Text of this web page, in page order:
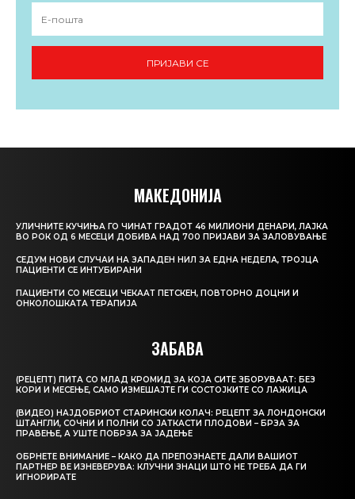
ПРИЈАВИ СЕ
МАКЕДОНИЈА
УЛИЧНИТЕ КУЧИЊА ГО ЧИНАТ ГРАДОТ 46 МИЛИОНИ ДЕНАРИ, ЛАЈКА
ВО РОК ОД 6 МЕСЕЦИ ДОБИВА НАД 700 ПРИЈАВИ ЗА ЗАЛОВУВАЊЕ
СЕДУМ НОВИ СЛУЧАИ НА ЗАПАДЕН НИЛ ЗА ЕДНА НЕДЕЛА, ТРОЈЦА
ПАЦИЕНТИ СЕ ИНТУБИРАНИ
ПАЦИЕНТИ СО МЕСЕЦИ ЧЕКААТ ПЕТСКЕН, ПОВТОРНО ДОЦНИ И
ОНКОЛОШКАТА ТЕРАПИЈА
ЗАБАВА
(РЕЦЕПТ) ПИТА СО МЛАД КРОМИД ЗА КОЈА СИТЕ ЗБОРУВААТ: БЕЗ
КОРИ И МЕСЕЊЕ, САМО ИЗМЕШАЈТЕ ГИ СОСТОЈКИТЕ СО ЛАЖИЦА
(ВИДЕО) НАЈДОБРИОТ СТАРИНСКИ КОЛАЧ: РЕЦЕПТ ЗА ЛОНДОНСКИ
ШТАНГЛИ, СОЧНИ И ПОЛНИ СО ЈАТКАСТИ ПЛОДОВИ – БРЗА ЗА
ПРАВЕЊЕ, А УШТЕ ПОБРЗА ЗА ЈАДЕЊЕ
ОБРНЕТЕ ВНИМАНИЕ – КАКО ДА ПРЕПОЗНАЕТЕ ДАЛИ ВАШИОТ
ПАРТНЕР ВЕ ИЗНЕВЕРУВА: КЛУЧНИ ЗНАЦИ ШТО НЕ ТРЕБА ДА ГИ
ИГНОРИРАТЕ